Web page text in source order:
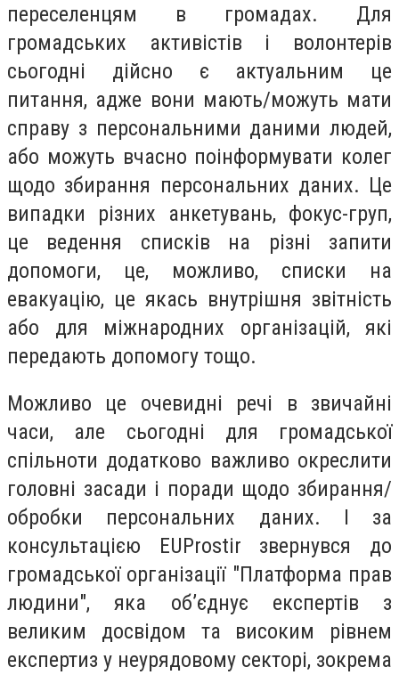
переселенцям в громадах. Для
громадських активістів і волонтерів
сьогодні дійсно є актуальним це
питання, адже вони мають/можуть мати
справу з персональними даними людей,
або можуть вчасно поінформувати колег
щодо збирання персональних даних. Це
випадки різних анкетувань, фокус-груп,
це ведення списків на різні запити
допомоги, це, можливо, списки на
евакуацію, це якась внутрішня звітність
або для міжнародних організацій, які
передають допомогу тощо.
Можливо це очевидні речі в звичайні
часи, але сьогодні для громадської
спільноти додатково важливо окреслити
головні засади і поради щодо збирання/
обробки персональних даних. І за
консультацією EUProstir звернувся до
громадської організації "Платформа прав
людини", яка об’єднує експертів з
великим досвідом та високим рівнем
експертиз у неурядовому секторі, зокрема